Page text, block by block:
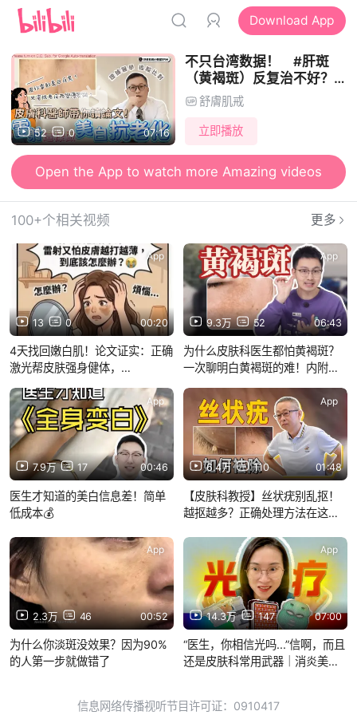
Download App
52 0 07:16
不只台湾数据！ #肝斑
（黄褐斑）反复治不好？激
光越打皮越薄？皮肤科医师
带你读论文，公开「强身健
体」激光心法，4天找回嫩
舒膚肌戒
立即播放
Open the App to watch more Amazing videos
Open the App to send Danmu and watch videos together
100+个相关视频
更多
13 0 00:20
App
4天找回嫩白肌！论文证实：正确
激光帮皮肤强身健体，
白抗老都有关系
9.3万 52 06:43
App
为什么皮肤科医生都怕黄褐斑？
一次聊明白黄褐斑的难！内附最
7.9万 17 00:46
App
医生才知道的美白信息差！简单
低成本💰
6.4万 110 01:48
App
【皮肤科教授】丝状疣别乱抠！
越抠越多？正确处理方法在这
2.3万 46 00:52
App
为什么你淡斑没效果？因为90%
的人第一步就做错了
14.3万 147 07:00
App
“医生，你相信光吗...”信啊，而且
还是皮肤科常用武器｜消炎美白
信息网络传播视听节目许可证：0910417